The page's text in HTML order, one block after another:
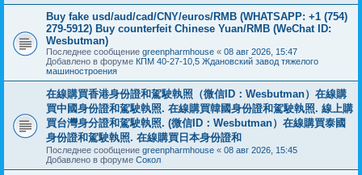
Buy fake usd/aud/cad/CNY/euros/RMB (WHATSAPP: +1 (754)
279-5912) Buy counterfeit Chinese Yuan/RMB (WeChat ID:
Wesbutman)
Последнее сообщение greenpharmhouse « 08 авг 2026, 15:47
Добавлено в форуме КПМ 40-27-10,5 Ждановский завод тяжелого
машиностроения
在線購買香港身份證和駕駛執照（微信ID：Wesbutman）在線購
買中國身份證和駕駛執照. 在線購買韓國身份證和駕駛執照. 線上購
買台灣身分證和駕駛執照. (微信ID：Wesbutman）在線購買泰國
身份證和駕駛執照. 在線購買日本身份證和
Последнее сообщение greenpharmhouse « 08 авг 2026, 15:45
Добавлено в форуме Сокол